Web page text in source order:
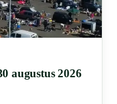
augustus 2026